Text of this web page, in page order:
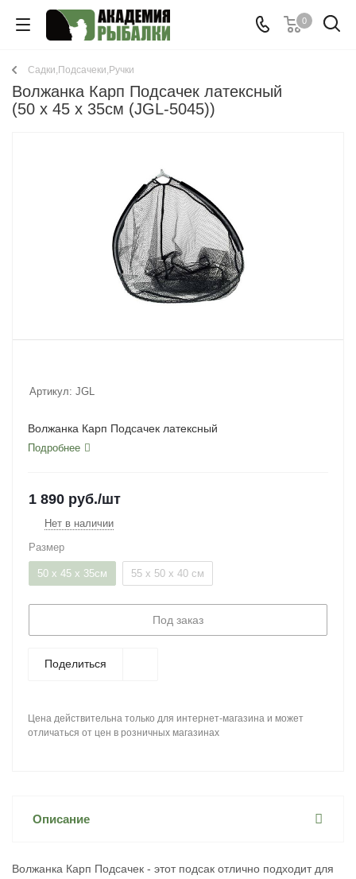
0
Садки,Подсачеки,Ручки
Волжанка Карп Подсачек латексный
(50 x 45 x 35см (JGL-5045))
Артикул: JGL
Волжанка Карп Подсачек латексный
Подробнее
1 890 руб./шт
Нет в наличии
Размер
50 x 45 x 35см 55 х 50 х 40 см
Под заказ
Поделиться
Цена действительна только для интернет-магазина и может
отличаться от цен в розничных магазинах
Описание
Волжанка Карп Подсачек - этот подсак отлично подходит для